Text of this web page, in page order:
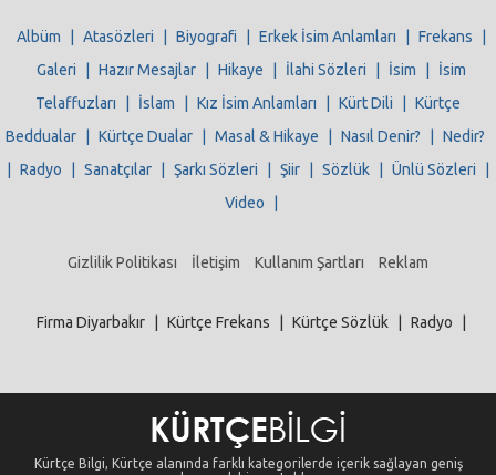
Albüm Atasözleri Biyografi Erkek İsim Anlamları Frekans
Galeri
Hazır Mesajlar Hikaye İlahi Sözleri İsim
İsim
Telaffuzları
İslam Kız İsim Anlamları Kürt Dili
Kürtçe
Beddualar
Kürtçe Dualar Masal & Hikaye Nasıl Denir?
Nedir?
Radyo Sanatçılar Şarkı Sözleri Şiir Sözlük Ünlü Sözleri
Video
Gizlilik Politikası İletişim Kullanım Şartları Reklam
Firma Diyarbakır Kürtçe Frekans Kürtçe Sözlük Radyo
Kürtçe Bilgi, Kürtçe alanında farklı kategorilerde içerik sağlayan geniş